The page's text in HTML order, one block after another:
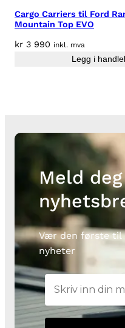
Cargo Carriers til Ford
Mountain Top EVO
kr 3 990 inkl. mva
Legg i
Meld
Vær den første til
nyheter